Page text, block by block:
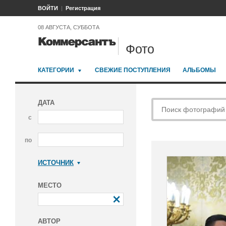
ВОЙТИ Регистрация
08 АВГУСТА, СУББОТА
Фото
КАТЕГОРИИ СВЕЖИЕ ПОСТУПЛЕНИЯ АЛЬБОМЫ
ДАТА
с
по
ИСТОЧНИК
МЕСТО
АВТОР